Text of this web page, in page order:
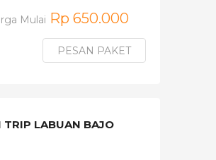
Mulai Rp 650.000
PESAN PAKET
TRIP LABUAN BAJO